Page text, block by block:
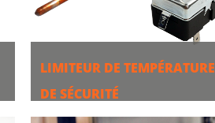
LIMITEUR DE TEMPÉRATURE
DE SÉCURITÉ